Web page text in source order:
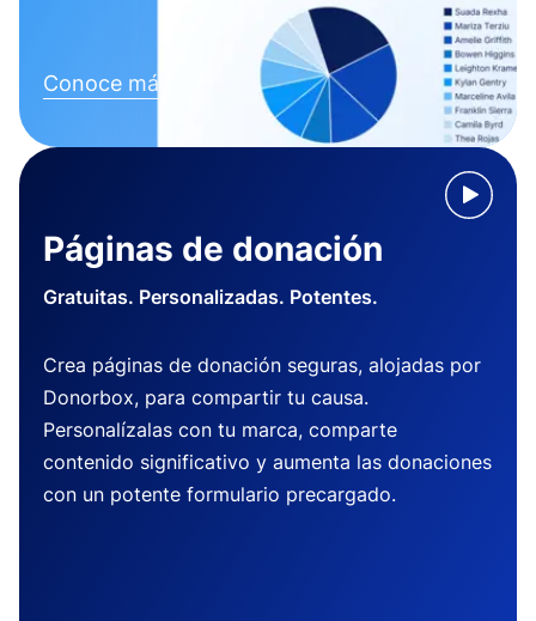
Conoce más
Páginas de donación
Gratuitas. Personalizadas. Potentes.
Crea páginas de donación seguras, alojadas por
Donorbox, para compartir tu causa.
Personalízalas con tu marca, comparte
contenido significativo y aumenta las donaciones
con un potente formulario precargado.